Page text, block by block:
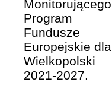
Monitorującego
Program
Fundusze
Europejskie dla
Wielkopolski
2021-2027.